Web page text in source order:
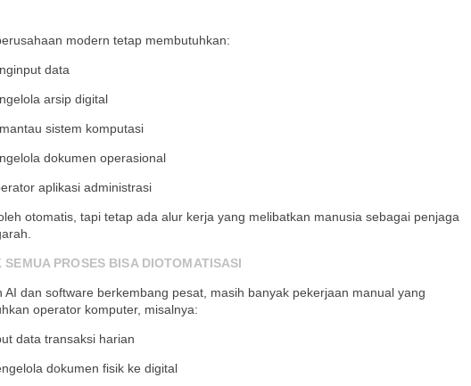
modern tetap membutuhkan:
data
arsip digital
sistem komputasi
dokumen operasional
aplikasi administrasi
otomatis, tapi tetap ada alur kerja yang melibatkan manusia sebagai penjaga
SEMUA PROSES BISA DIOTOMATISASI
AI dan software berkembang pesat, masih banyak pekerjaan manual yang
operator komputer, misalnya:
data transaksi harian
dokumen fisik ke digital